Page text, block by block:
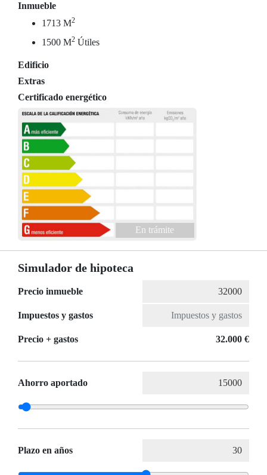
Inmueble
1713 M2
1500 M2 Útiles
Edificio
Extras
Certificado energético
En trámite
Simulador de hipoteca
Precio inmueble
Impuestos y gastos
Precio + gastos 32.000 €
Ahorro aportado
Plazo en años